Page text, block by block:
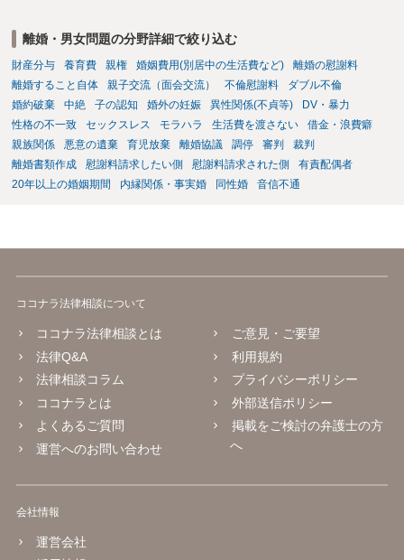
直接相談されて、 今後の対応についてアドバイス等を求めることを
お勧めいたします。 ご参考にしていただければ幸いです。
離婚・男女問題の分野詳細で絞り込む
財産分与 養育費 親権 婚姻費用(別居中の生活費など)
離婚の慰謝料
離婚すること自体
親子交流（面会交流） 不倫慰謝料
ダブル不倫
婚約破棄
中絶 子の認知 婚外の妊娠 異性関係(不貞等)
DV・暴力
性格の不一致
セックスレス モラハラ 生活費を渡さない
借金・浪費癖
親族関係
悪意の遺棄 育児放棄 離婚協議 調停 審判
裁判
離婚書類作成
慰謝料請求したい側 慰謝料請求された側
有責配偶者
20年以上の婚姻期間
内縁関係・事実婚 同性婚 音信不通
ココナラ法律相談について
ココナラ法律相談とは
法律Q&A
法律相談コラム
ココナラとは
よくあるご質問
運営へのお問い合わせ
ご意見・ご要望
利用規約
プライバシーポリシー
外部送信ポリシー
掲載をご検討の弁護士の方
へ
会社情報
運営会社